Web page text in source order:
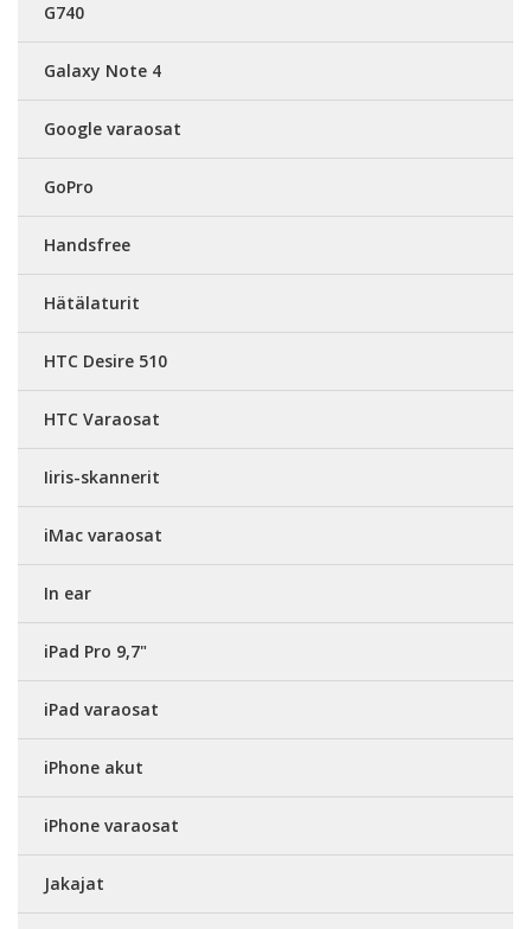
G740
Galaxy Note 4
Google varaosat
GoPro
Handsfree
Hätälaturit
HTC Desire 510
HTC Varaosat
Iiris-skannerit
iMac varaosat
In ear
iPad Pro 9,7"
iPad varaosat
iPhone akut
iPhone varaosat
Jakajat